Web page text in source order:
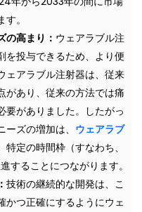
。
の高まり： ウェアラブル注
を投与できるため、より便
ェアラブル注射器は、従来
があり、従来の方法では痛
要がありました。したがっ
ズの増加は、 ウェアラブ
定の時間枠（すなわち、
ることにつながります。
技術の継続的な開発は、こ
かつ正確にするようにウェ